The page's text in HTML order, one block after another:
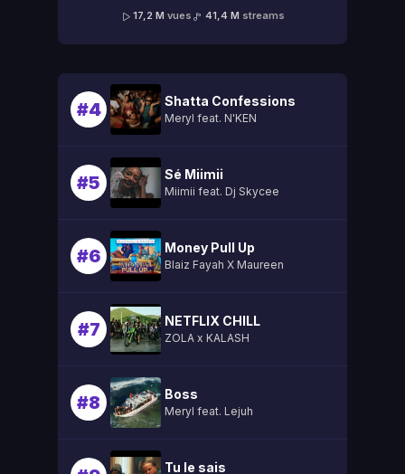
17,2 M vues 41,4 M streams
#4 Shatta Confessions
Meryl feat. N'KEN
#5 Sé Miimii
Miimii feat. Dj Skycee
#6 Money Pull Up
Blaiz Fayah X Maureen
#7 NETFLIX CHILL
ZOLA x KALASH
#8 Boss
Meryl feat. Lejuh
Tu le sais